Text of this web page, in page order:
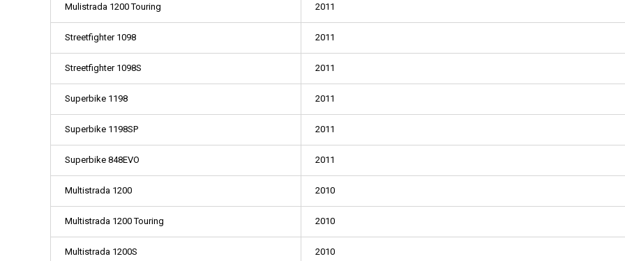
Mulistrada 1200 Touring 2011
Streetfighter 1098 2011
Streetfighter 1098S 2011
Superbike 1198 2011
Superbike 1198SP 2011
Superbike 848EVO 2011
Multistrada 1200 2010
Multistrada 1200 Touring 2010
Multistrada 1200S 2010